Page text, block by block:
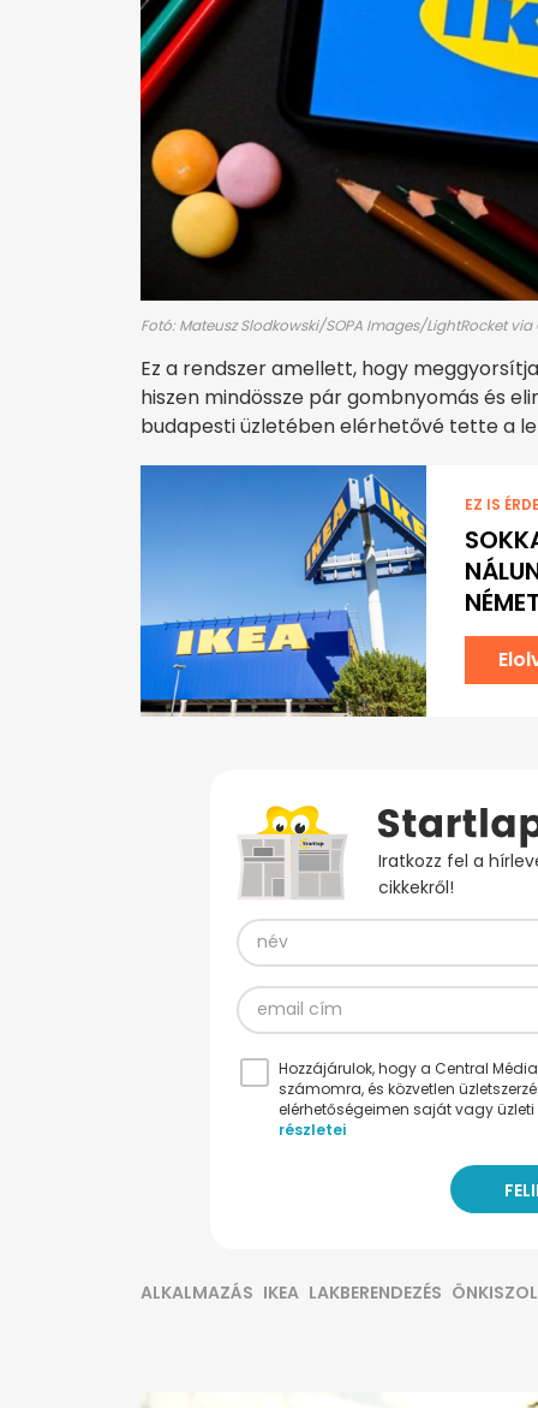
Fotó: Mateusz Slodkowski/SOPA Images/LightRocket
Ez a rendszer amellett, hogy
hiszen mindössze pár gombnyomás és
budapesti üzletében elérhetővé tette a
EZ IS
Iratkozz fel a
cikkekről!
Hozzájárulok, hogy a Central
számomra, és közvetlen
elérhetőségeimen saját vagy
részletei
ALKALMAZÁS IKEA LAKBERENDEZÉS